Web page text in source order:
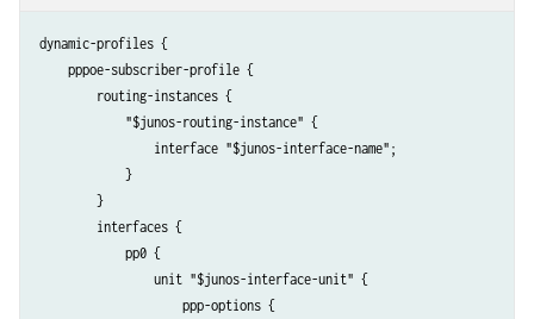
dynamic-profiles {
    pppoe-subscriber-profile {
        routing-instances {
            "$junos-routing-instance" {
                interface "$junos-interface-name";
            }
        }
        interfaces {
            pp0 {
                unit "$junos-interface-unit" {
                    ppp-options {